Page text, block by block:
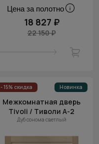
Цена за полотно
18 827 ₽
22 150 ₽
- 15% скидка Новинка
Межкомнатная дверь
Tivoli / Тиволи А-2
Дуб сонома светлый